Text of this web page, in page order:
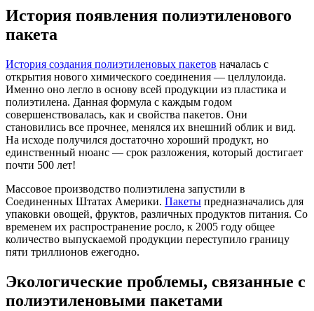
История появления полиэтиленового
пакета
История создания полиэтиленовых пакетов началась с
открытия нового химического соединения — целлулоида.
Именно оно легло в основу всей продукции из пластика и
полиэтилена. Данная формула с каждым годом
совершенствовалась, как и свойства пакетов. Они
становились все прочнее, менялся их внешний облик и вид.
На исходе получился достаточно хороший продукт, но
единственный нюанс — срок разложения, который достигает
почти 500 лет!
Массовое производство полиэтилена запустили в
Соединенных Штатах Америки. Пакеты предназначались для
упаковки овощей, фруктов, различных продуктов питания. Со
временем их распространение росло, к 2005 году общее
количество выпускаемой продукции переступило границу
пяти триллионов ежегодно.
Экологические проблемы, связанные с
полиэтиленовыми пакетами